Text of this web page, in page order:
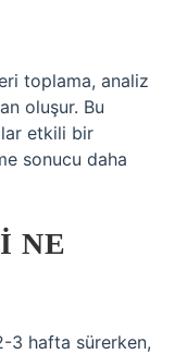
toplama, analiz
oluşur. Bu
etkili bir
sonucu daha
NE
3 hafta sürerken,